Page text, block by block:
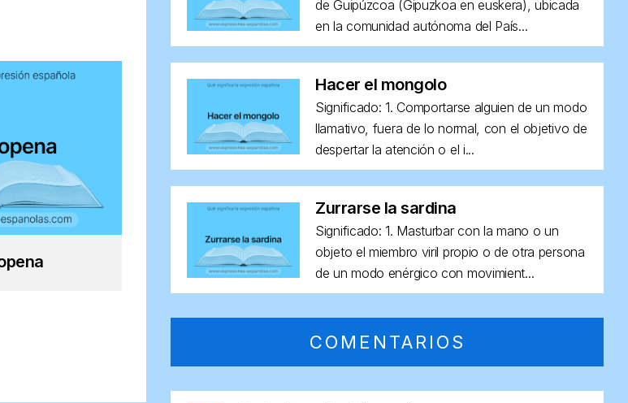
de Guipúzcoa (Gipuzkoa en euskera), ubicada
en la comunidad autónoma del País...
Hacer el mongolo
Significado: 1. Comportarse alguien de un modo
llamativo, fuera de lo normal, con el objetivo de
despertar la atención o el i...
Zurrarse la sardina
Significado: 1. Masturbar con la mano o un
objeto el miembro viril propio o de otra persona
de un modo enérgico con movimient...
COMENTARIOS